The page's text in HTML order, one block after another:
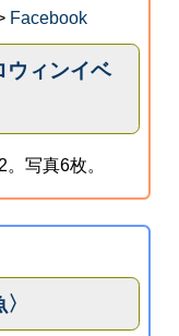
Facebook
ウィンイベ
写真6枚。